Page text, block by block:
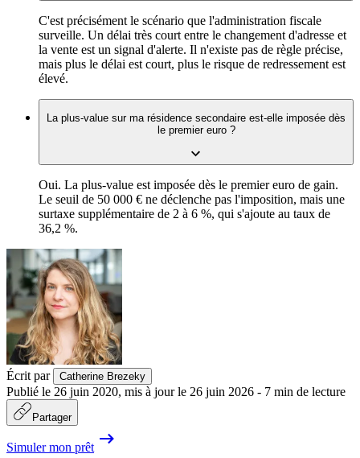
C'est précisément le scénario que l'administration fiscale
surveille. Un délai très court entre le changement d'adresse et
la vente est un signal d'alerte. Il n'existe pas de règle précise,
mais plus le délai est court, plus le risque de redressement est
élevé.
La plus-value sur ma résidence secondaire est-elle imposée dès
le premier euro ?
Oui. La plus-value est imposée dès le premier euro de gain.
Le seuil de 50 000 € ne déclenche pas l'imposition, mais une
surtaxe supplémentaire de 2 à 6 %, qui s'ajoute au taux de
36,2 %.
Écrit par Catherine Brezeky
Publié le 26 juin 2020, mis à jour le 26 juin 2026 - 7 min de lecture
Partager
Simuler mon prêt